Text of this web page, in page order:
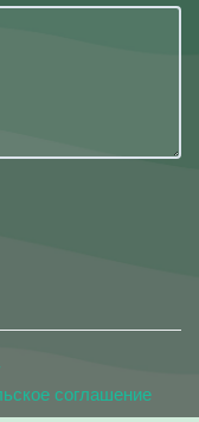
соглашение